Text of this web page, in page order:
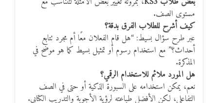
مستوى الصف.
كيف أشرح للطلاب الفرق بدقة؟
عبر طرح سؤال بسيط: “هل قام الفعلان معًا أم مجرد تتابع
أحداث؟” مع استخدام رسوم أو تمثيل بسيط كما هو موضح في
المذكرة.
هل المورد ملائم للاستخدام الرقمي؟
نعم، يمكن استخدامه على السبورة الذكية أو حتى في الصف
التفاعلي، لكن الأفضل طباعته لرؤية الأجوبة والتدريب الكتابي.